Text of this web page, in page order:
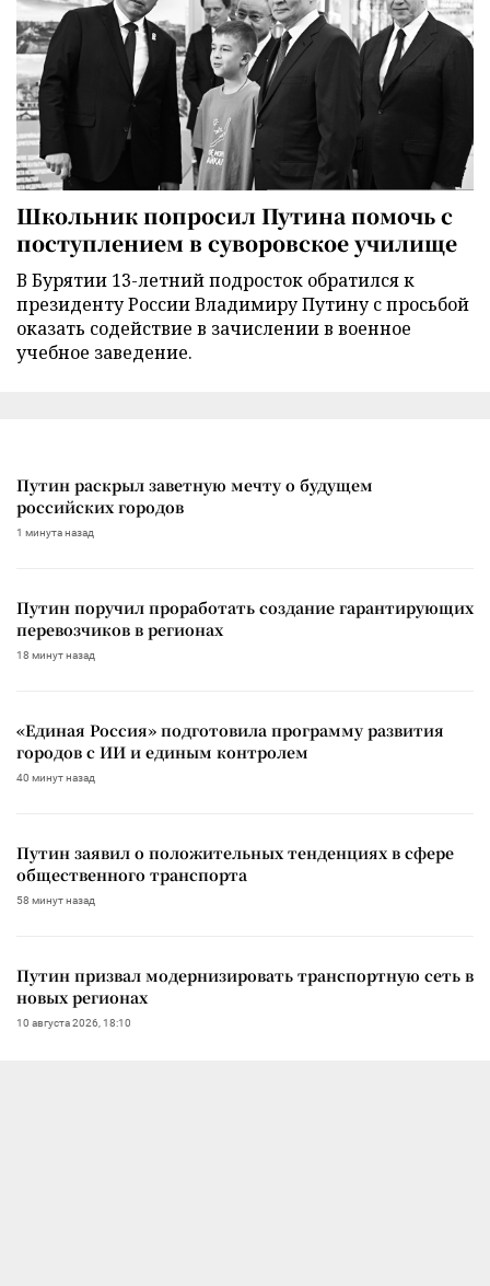
Школьник попросил Путина помочь с
поступлением в суворовское училище
В Бурятии 13-летний подросток обратился к
президенту России Владимиру Путину с просьбой
оказать содействие в зачислении в военное
учебное заведение.
Путин раскрыл заветную мечту о будущем
российских городов
1 минута назад
Путин поручил проработать создание гарантирующих
перевозчиков в регионах
18 минут назад
«Единая Россия» подготовила программу развития
городов с ИИ и единым контролем
40 минут назад
Путин заявил о положительных тенденциях в сфере
общественного транспорта
58 минут назад
Путин призвал модернизировать транспортную сеть в
новых регионах
10 августа 2026, 18:10